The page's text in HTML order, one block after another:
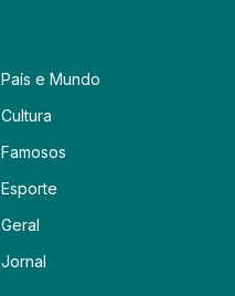
País e Mundo
Cultura
Famosos
Esporte
Geral
Jornal